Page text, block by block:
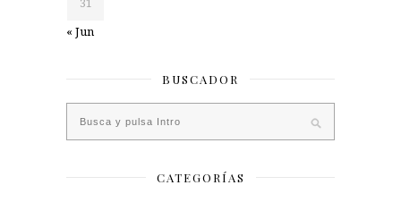
31
« Jun
BUSCADOR
CATEGORÍAS